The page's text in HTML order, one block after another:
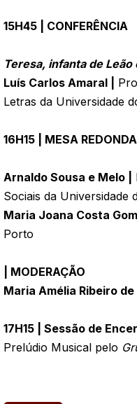
15H45 | CONFERÊNCIA
Teresa, infanta de
Luís Carlos Amaral |
Letras da Universidade
16H15 | MESA REDONDA
Arnaldo Sousa e Melo |
Sociais da Universidade
Maria Joana Costa
Porto
| MODERAÇÃO
Maria Amélia Ribeiro
17H15 | Sessão de
Prelúdio Musical pelo